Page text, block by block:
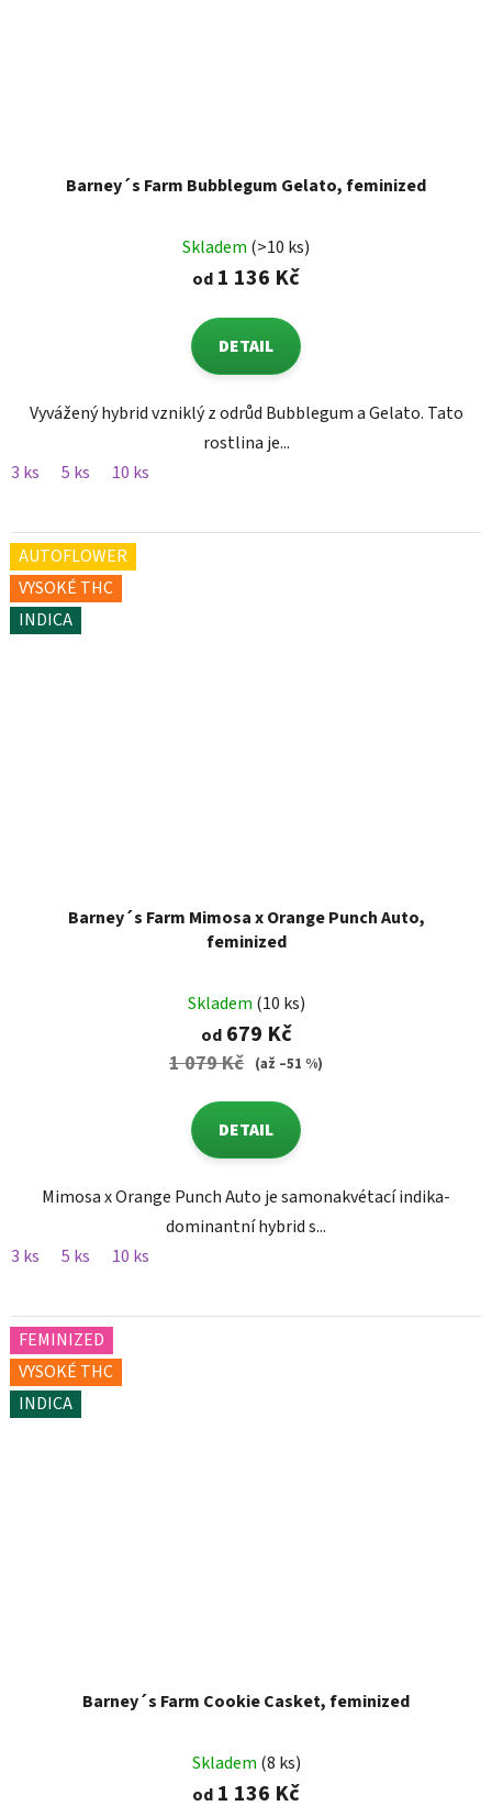
Barney´s Farm Bubblegum Gelato, feminized
Skladem (>10 ks)
od 1 136 Kč
DETAIL
Vyvážený hybrid vzniklý z odrůd Bubblegum a Gelato. Tato
rostlina je...
3 ks
5 ks 10 ks
AUTOFLOWER
VYSOKÉ THC
INDICA
Barney´s Farm Mimosa x Orange Punch Auto,
feminized
Skladem (10 ks)
od679 Kč
1 079 Kč (až –51 %)
DETAIL
Mimosa x Orange Punch Auto je samonakvétací indika-
dominantní hybrid s...
3 ks
5 ks 10 ks
FEMINIZED
VYSOKÉ THC
INDICA
Barney´s Farm Cookie Casket, feminized
Skladem (8 ks)
od 1 136 Kč